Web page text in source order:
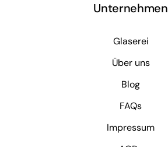
Unternehmen
Glaserei
Über uns
Blog
FAQs
Impressum